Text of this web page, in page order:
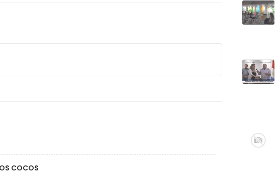
COCOS